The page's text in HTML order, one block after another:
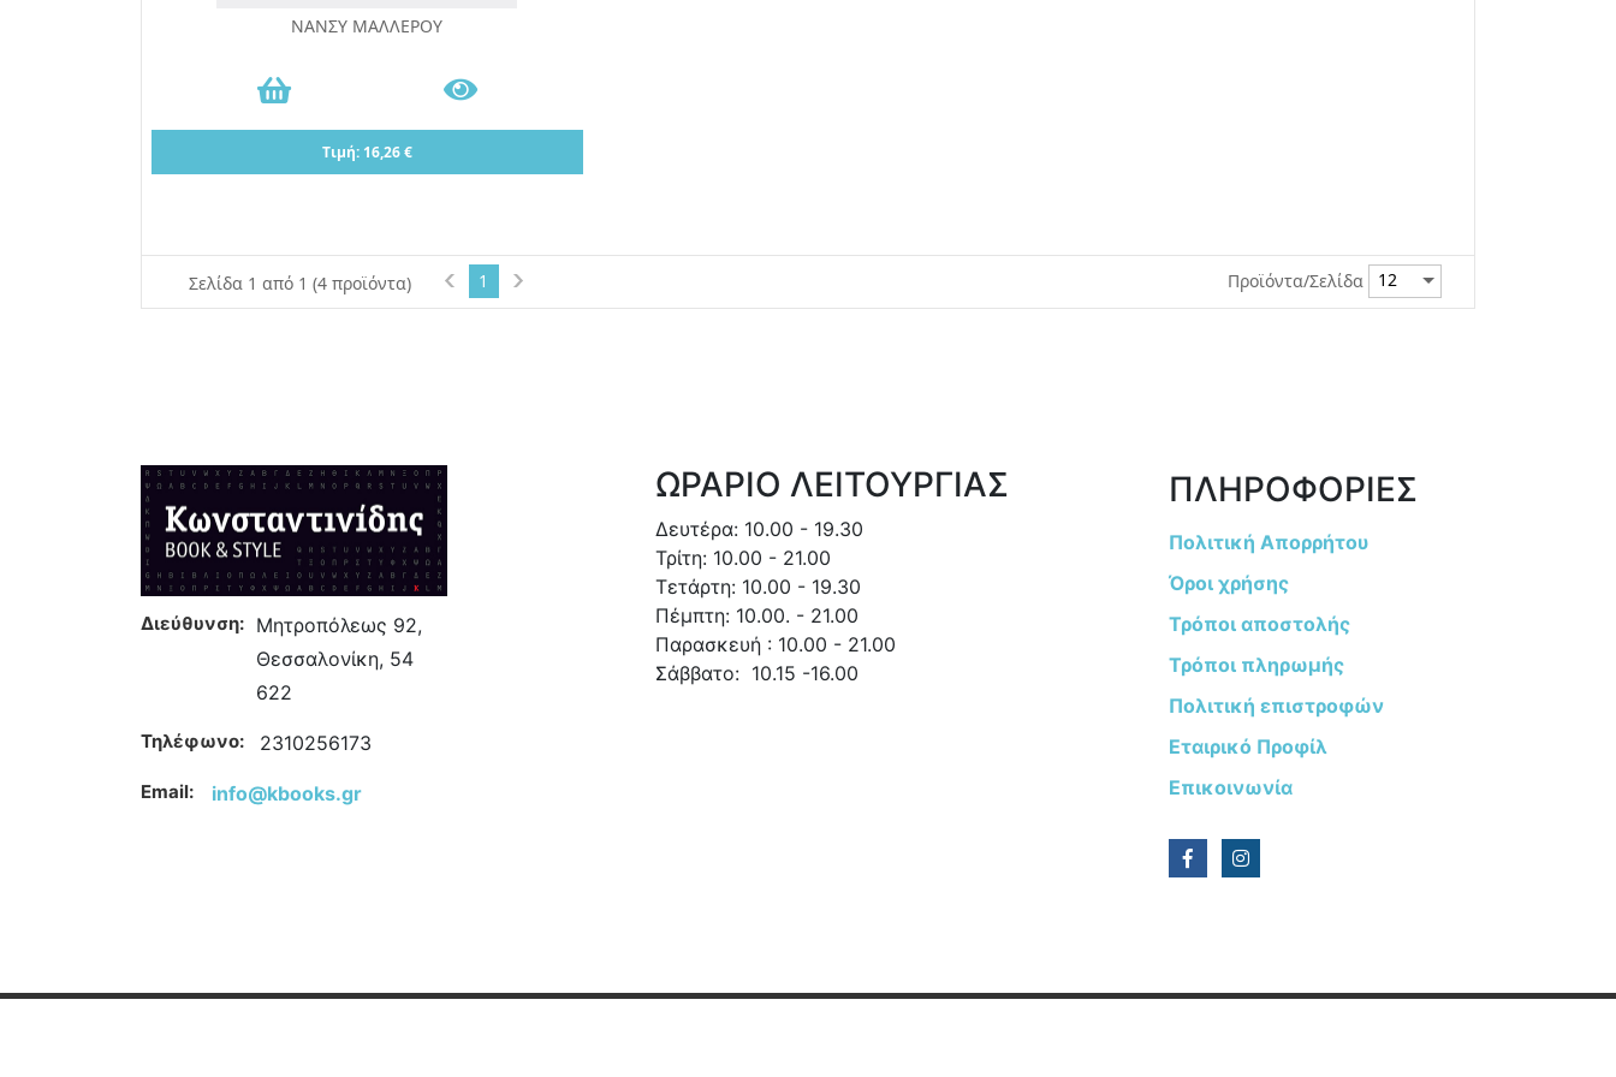
ΝΑΝΣΥ ΜΑΛΛΕΡΟΥ
Τιμή: 16,26 €
Σελίδα 1 από 1 (4 προϊόντα) 1 Προϊόντα/Σελίδα
Διεύθυνση: Μητροπόλεως 92,
Θεσσαλονίκη, 54
622
Τηλέφωνο: 2310256173
Email: info@kbooks.gr
ΩΡΑΡΙΟ ΛΕΙΤΟΥΡΓΙΑΣ
Δευτέρα: 10.00 - 19.30
Τρίτη: 10.00 - 21.00
Τετάρτη: 10.00 - 19.30
Πέμπτη: 10.00. - 21.00
Παρασκευή : 10.00 - 21.00
Σάββατο: 10.15 -16.00
ΠΛΗΡΟΦΟΡΙΕΣ
Πολιτική Απορρήτου
Όροι χρήσης
Τρόποι αποστολής
Τρόποι πληρωμής
Πολιτική επιστροφών
Εταιρικό Προφίλ
Επικοινωνία